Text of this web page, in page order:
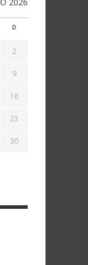
D
2
9
16
23
30